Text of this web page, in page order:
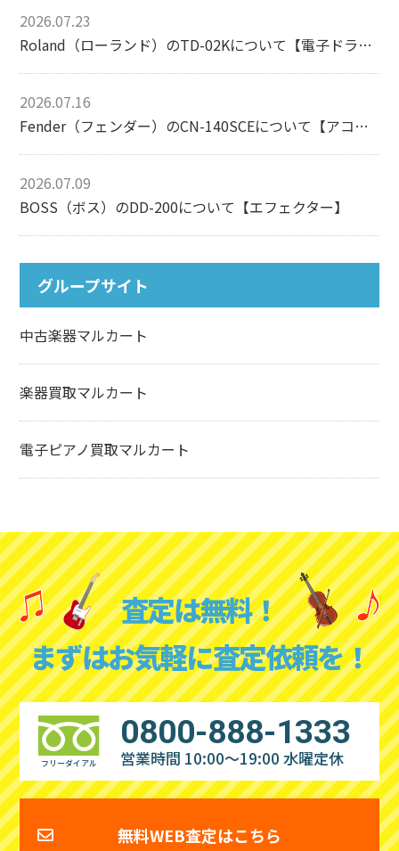
2026.07.23
Roland（ローランド）のTD-02Kについて【電子ドラム】
2026.07.16
Fender（フェンダー）のCN-140SCEについて【アコースティックギター】
2026.07.09
BOSS（ボス）のDD-200について【エフェクター】
グループサイト
中古楽器マルカート
楽器買取マルカート
電子ピアノ買取マルカート
査定は無料！
まずはお気軽に査定依頼を！
フリーダイアル
0800-888-1333
営業時間 10:00～19:00 水曜定休
無料WEB査定はこちら